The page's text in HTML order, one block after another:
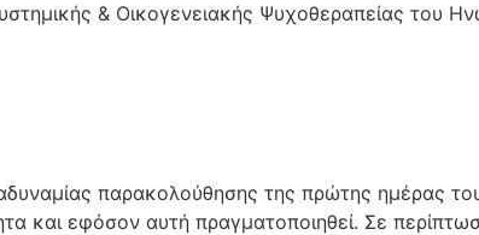
& Οικογενειακής Ψυχοθεραπείας του
παρακολούθησης της πρώτης ημέρας του
και εφόσον αυτή πραγματοποιηθεί. Σε